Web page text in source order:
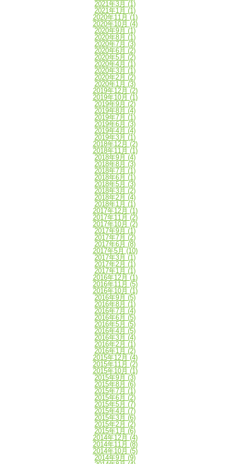
2021年3月 (1)
2021年1月 (1)
2020年11月 (1)
2020年10月 (4)
2020年9月 (1)
2020年8月 (1)
2020年7月 (3)
2020年6月 (2)
2020年5月 (2)
2020年4月 (1)
2020年3月 (1)
2020年2月 (2)
2020年1月 (3)
2019年12月 (2)
2019年10月 (1)
2019年9月 (2)
2019年8月 (4)
2019年7月 (1)
2019年6月 (3)
2019年4月 (4)
2019年3月 (1)
2018年12月 (2)
2018年11月 (1)
2018年9月 (4)
2018年8月 (3)
2018年7月 (1)
2018年6月 (1)
2018年5月 (3)
2018年3月 (2)
2018年2月 (4)
2018年1月 (1)
2017年12月 (1)
2017年11月 (2)
2017年10月 (2)
2017年9月 (1)
2017年7月 (2)
2017年6月 (8)
2017年5月 (10)
2017年3月 (1)
2017年2月 (1)
2017年1月 (1)
2016年12月 (1)
2016年11月 (5)
2016年10月 (1)
2016年9月 (5)
2016年8月 (1)
2016年7月 (4)
2016年6月 (5)
2016年5月 (5)
2016年4月 (5)
2016年3月 (4)
2016年2月 (1)
2016年1月 (2)
2015年12月 (4)
2015年11月 (2)
2015年10月 (1)
2015年9月 (3)
2015年8月 (6)
2015年7月 (1)
2015年6月 (2)
2015年5月 (7)
2015年4月 (7)
2015年3月 (6)
2015年2月 (2)
2015年1月 (6)
2014年12月 (4)
2014年11月 (8)
2014年10月 (5)
2014年9月 (9)